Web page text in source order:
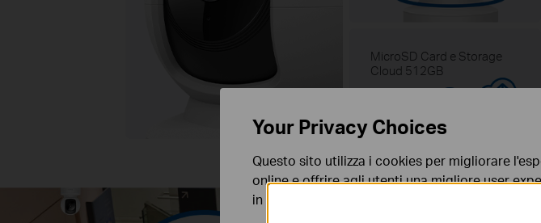
MicroSD Card e Storage
Cloud 512GB
512G
Your Privacy Choices
Questo sito utilizza i cookies per migliorare
online e offrire agli utenti una migliore user
in qualunque momento. Per maggiori